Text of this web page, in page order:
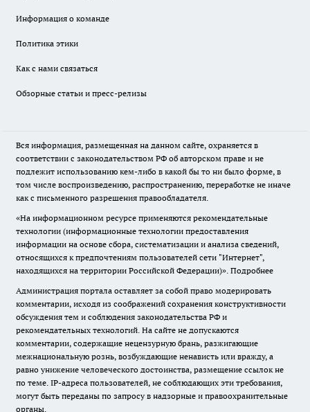
Информация о команде
Политика этики
Как с нами связаться
Обзорные статьи и пресс-релизы
Вся информация, размещенная на данном сайте, охраняется в
соответствии с законодательством РФ об авторском праве и не
подлежит использованию кем-либо в какой бы то ни было форме, в
том числе воспроизведению, распространению, переработке не иначе
как с письменного разрешения правообладателя.
«На информационном ресурсе применяются рекомендательные
технологии (информационные технологии предоставления
информации на основе сбора, систематизации и анализа сведений,
относящихся к предпочтениям пользователей сети "Интернет",
находящихся на территории Российской Федерации)». Подробнее
Администрация портала оставляет за собой право модерировать
комментарии, исходя из соображений сохранения конструктивности
обсуждения тем и соблюдения законодательства РФ и
рекомендательных технологий. На сайте не допускаются
комментарии, содержащие нецензурную брань, разжигающие
межнациональную рознь, возбуждающие ненависть или вражду, а
равно унижение человеческого достоинства, размещение ссылок не
по теме. IP-адреса пользователей, не соблюдающих эти требования,
могут быть переданы по запросу в надзорные и правоохранительные
органы.